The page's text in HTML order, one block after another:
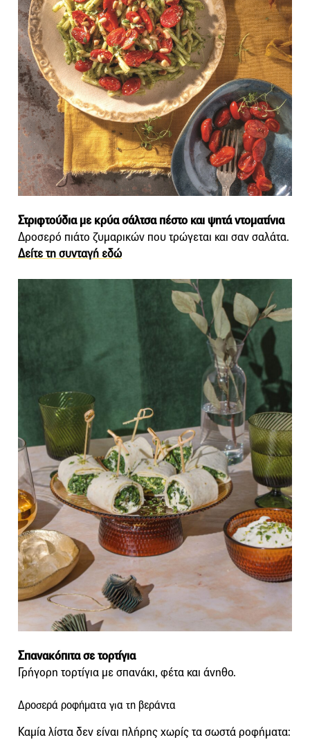
Στριφτούδια με κρύα σάλτσα πέστο και ψητά ντοματίνια
Δροσερό πιάτο ζυμαρικών που τρώγεται και σαν σαλάτα.
Δείτε τη συνταγή εδώ
Σπανακόπιτα σε τορτίγια
Γρήγορη τορτίγια με σπανάκι, φέτα και άνηθο.
Δροσερά ροφήματα για τη βεράντα
Καμία λίστα δεν είναι πλήρης χωρίς τα σωστά ροφήματα: